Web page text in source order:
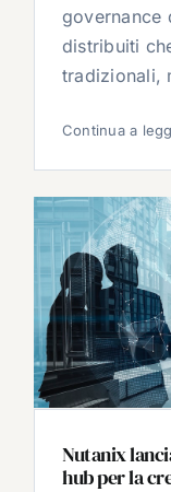
governance
distribuiti
tradizionali,
Continua a
Nutanix
hub per la